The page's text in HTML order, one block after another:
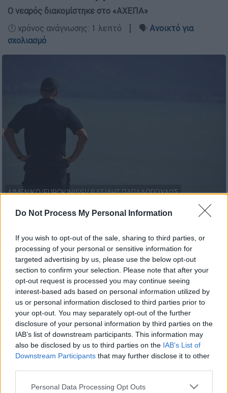
Do Not Process My Personal Information
If you wish to opt-out of the sale, sharing to third parties, or
processing of your personal or sensitive information for
targeted advertising by us, please use the below opt-out
section to confirm your selection. Please note that after your
opt-out request is processed you may continue seeing
interest-based ads based on personal information utilized by
us or personal information disclosed to third parties prior to
your opt-out. You may separately opt-out of the further
disclosure of your personal information by third parties on the
IAB’s list of downstream participants. This information may
also be disclosed by us to third parties on the IAB’s List of
Downstream Participants that may further disclose it to other
Please note that this website/app uses one or more Google
Personal Data Processing Opt Outs
Ο νεαρός διακομίστηκε στο «ΑΧΕΠΑ»
🕛 χρόνος ανάγνωσης: 1 λεπτό ┋ 🗣️ Ανοικτό για
σχολιασμό
ΛΙΜΕΝΙΚΟ/EUROKINISSI/ ΒΑΣΙΛΗΣ ΠΑΠΑΔΟΠΟΥΛΟΣ
Διασώθηκε άνδρας που έπεσε στον
Θερμαϊκό. Ο νεαρός μεταφέρθηκε σε
νοσοκομείοτης Θεσσαλονίκης σήμερα (3/3)
το πρωί, χωρίς η κατάσταση της υγείας του
να εμπνέει ανησυχία.
Ειδικότερα, όπως αναφέρεται σε σχετική
ανακοίνωση, η Λιμενική ΑρχήΘεσσαλονίκης
ενημερώθηκε πρωινές ώρες η για πτώση
ατόμου στη θάλασσα στην περιοχή του
λιμανιού της πόλης.